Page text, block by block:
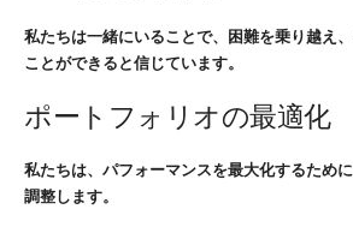
私たちは一緒にいることで、困難を乗り越え
ことができると信じています。
ポートフォリオの最適化
私たちは、パフォーマンスを最大化するため
調整します。